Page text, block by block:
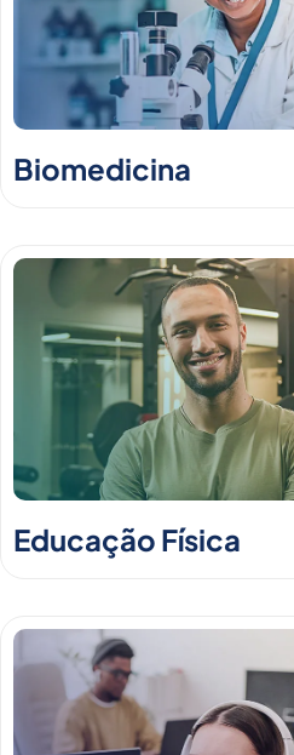
Biomedicina
Educação Física